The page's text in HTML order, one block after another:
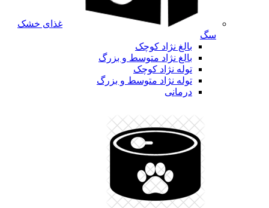
غذای خشک
سگ
بالغ نژاد کوچک
بالغ نژاد متوسط و بزرگ
توله نژاد کوچک
توله نژاد متوسط و بزرگ
درمانی